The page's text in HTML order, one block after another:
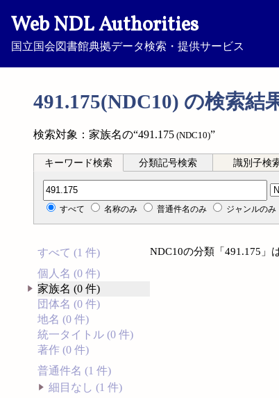
Web NDL Authorities
国立国会図書館典拠データ検索・提供サービス
491.175(NDC10) の検索結
検索対象：家族名の“491.175 (NDC10)”
キーワード検索 分類記号検索 識別子検
分類記号検索
すべて 名称のみ 普通件名のみ ジャンルのみ
すべて (1 件)
個人名 (0 件)
家族名 (0 件)
団体名 (0 件)
地名 (0 件)
統一タイトル (0 件)
著作 (0 件)
普通件名 (1 件)
細目なし (1 件)
NDC10の分類「491.175」